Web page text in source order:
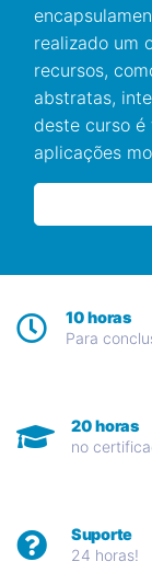
realizado um
recursos,
abstratas,
deste curso
aplicações
10 horas
Para
20 horas
no
Suporte
24 horas!